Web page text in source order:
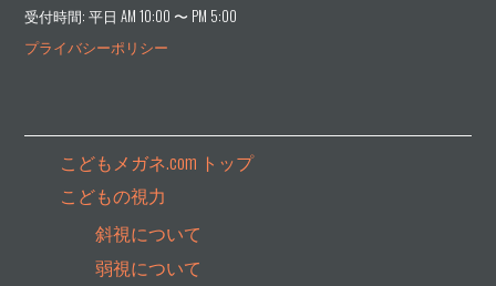
受付時間: 平日 AM 10:00 〜 PM 5:00
プライバシーポリシー
こどもメガネ.com トップ
こどもの視力
斜視について
弱視について